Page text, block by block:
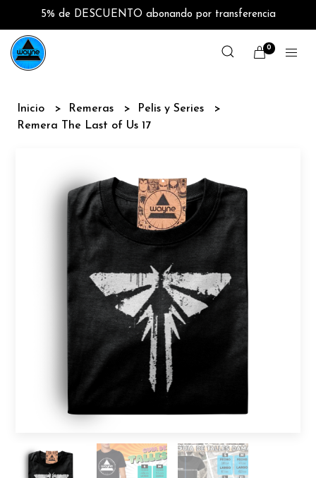
5% de DESCUENTO abonando por transferencia
0
Inicio Remeras
Pelis y Series
Remera The Last of Us 17